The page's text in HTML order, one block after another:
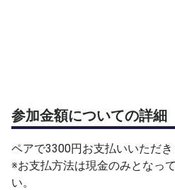
参加金額についての詳細
ペアで3300円お支払いいただき
※お支払方法は現金のみとなっ
い。